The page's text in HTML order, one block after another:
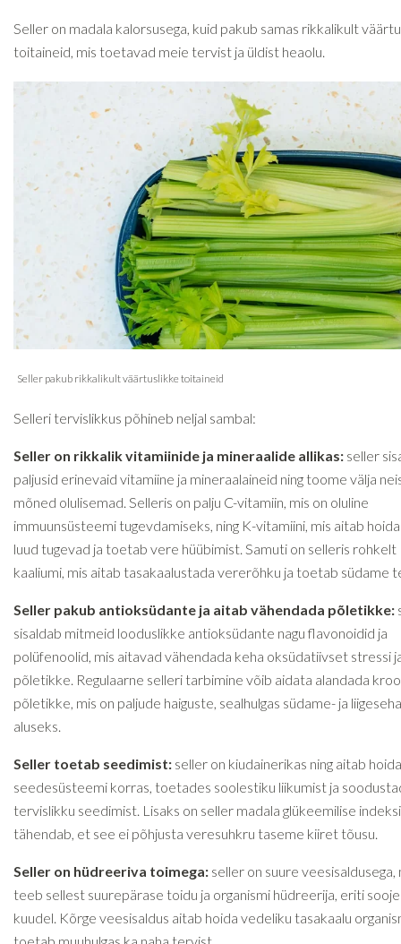
Seller on madala kalorsusega, kuid pakub samas rikkalikult
toitaineid, mis toetavad meie tervist ja üldist heaolu.
Selleri tervislikkus põhineb neljal sambal:
Seller on rikkalik vitamiinide ja mineraalide allikas: seller
paljusid erinevaid vitamiine ja mineraalaineid ning toome välja
mõned olulisemad. Selleris on palju C-vitamiin, mis on oluline
immuunsüsteemi tugevdamiseks, ning K-vitamiini, mis aitab
luud tugevad ja toetab vere hüübimist. Samuti on selleris rohkelt
kaaliumi, mis aitab tasakaalustada vererõhku ja toetab südame
Seller pakub antioksüdante ja aitab vähendada põletikke:
sisaldab mitmeid looduslikke antioksüdante nagu flavonoidid ja
polüfenoolid, mis aitavad vähendada keha oksüdatiivset stressi
põletikke. Regulaarne selleri tarbimine võib aidata alandada
põletikke, mis on paljude haiguste, sealhulgas südame- ja
aluseks.
Seller toetab seedimist: seller on kiudainerikas ning aitab hoida
seedesüsteemi korras, toetades soolestiku liikumist ja
tervislikku seedimist. Lisaks on seller madala glükeemilise
tähendab, et see ei põhjusta veresuhkru taseme kiiret tõusu.
Seller on hüdreeriva toimega: seller on suure veesisaldusega,
teeb sellest suurepärase toidu ja organismi hüdreerija, eriti
kuudel. Kõrge veesisaldus aitab hoida vedeliku tasakaalu